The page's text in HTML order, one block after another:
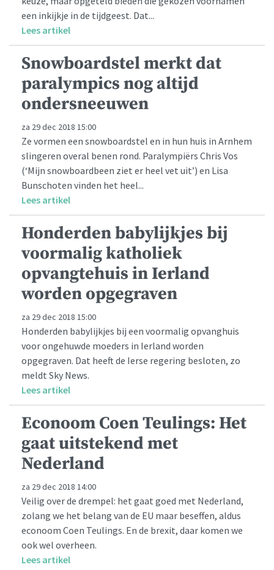
een inkijkje in de tijdgeest. Dat...
Lees artikel
Snowboardstel merkt dat
paralympics nog altijd
ondersneeuwen
za 29 dec 2018 15:00
Ze vormen een snowboardstel en in hun huis in Arnhem
slingeren overal benen rond. Paralympiërs Chris Vos
(‘Mijn snowboardbeen ziet er heel vet uit’) en Lisa
Bunschoten vinden het heel...
Lees artikel
Honderden babylijkjes bij
voormalig katholiek
opvangtehuis in Ierland
worden opgegraven
za 29 dec 2018 15:00
Honderden babylijkjes bij een voormalig opvanghuis
voor ongehuwde moeders in Ierland worden
opgegraven. Dat heeft de Ierse regering besloten, zo
meldt Sky News.
Lees artikel
Econoom Coen Teulings: Het
gaat uitstekend met
Nederland
za 29 dec 2018 14:00
Veilig over de drempel: het gaat goed met Nederland,
zolang we het belang van de EU maar beseffen, aldus
econoom Coen Teulings. En de brexit, daar komen we
ook wel overheen.
Lees artikel